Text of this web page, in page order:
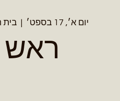
יום א׳, 17 בספט׳
  |
בית